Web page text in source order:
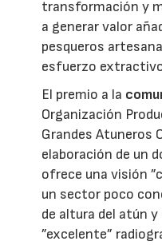
transformación y
a generar valor
pesqueros
esfuerzo
El premio a la
Organización
Grandes Atuneros
elaboración de un
ofrece una visión
un sector poco
de altura del atún
”excelente”